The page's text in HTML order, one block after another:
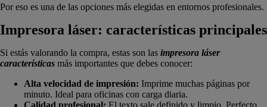
Por eso es una de las opciones más elegidas en entornos profesionales.
Impresora láser: características principales
Si estás valorando la compra, estas son las impresora láser
características más importantes que debes conocer:
Alta velocidad de impresión: Imprime muchas páginas por
minuto. Ideal para oficinas con carga diaria.
Calidad profesional: El texto sale definido y limpio. Perfecto